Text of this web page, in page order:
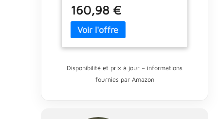
agréable et sécurité aux animaux,
avec une utilisation confortable
pour leurs propriétaires. Les
assurant ainsi la durabilité et
l'aspect neuf du produit pendant
de nombreuses années. Fuufee
160,98 €
Disponibilité et prix à jour – informations
fournies par Amazon